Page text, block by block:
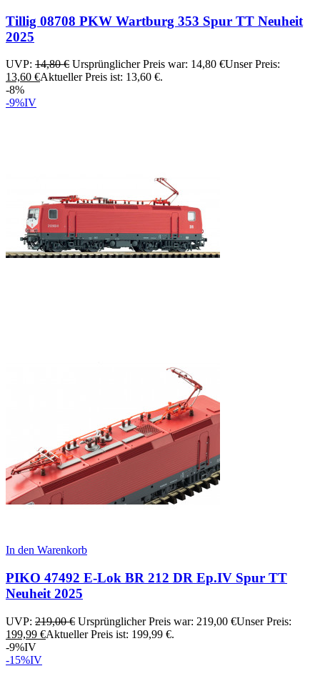
Tillig 08708 PKW Wartburg 353 Spur TT Neuheit
2025
UVP: 14,80€ Ursprünglicher Preis war: 14,80 €Unser Preis:
13,60 €Aktueller Preis ist: 13,60 €.
-8%
-9%IV
In den Warenkorb
PIKO 47492 E-Lok BR 212 DR Ep.IV Spur TT
Neuheit 2025
UVP: 219,00€ Ursprünglicher Preis war: 219,00 €Unser Preis:
199,99 €Aktueller Preis ist: 199,99 €.
-9%IV
-15%IV